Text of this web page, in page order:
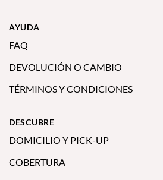
AYUDA
FAQ
DEVOLUCIÓN O CAMBIO
TÉRMINOS Y CONDICIONES
DESCUBRE
DOMICILIO Y PICK-UP
COBERTURA